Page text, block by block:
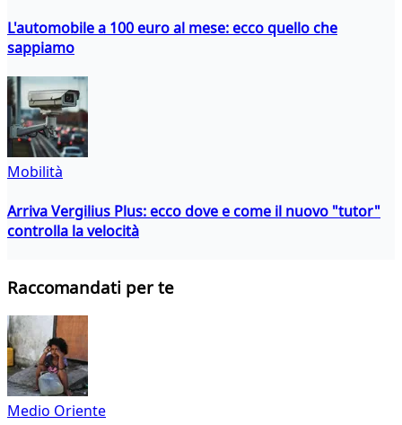
L'automobile a 100 euro al mese: ecco quello che
sappiamo
Mobilità
Arriva Vergilius Plus: ecco dove e come il nuovo "tutor"
controlla la velocità
Raccomandati per te
Medio Oriente